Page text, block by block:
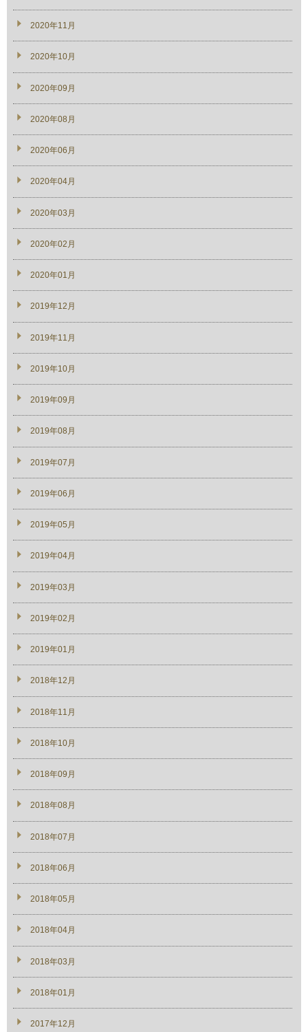
2020年11月
2020年10月
2020年09月
2020年08月
2020年06月
2020年04月
2020年03月
2020年02月
2020年01月
2019年12月
2019年11月
2019年10月
2019年09月
2019年08月
2019年07月
2019年06月
2019年05月
2019年04月
2019年03月
2019年02月
2019年01月
2018年12月
2018年11月
2018年10月
2018年09月
2018年08月
2018年07月
2018年06月
2018年05月
2018年04月
2018年03月
2018年01月
2017年12月